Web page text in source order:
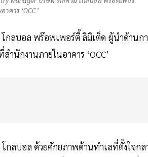
คาร ‘OCC’
กลบอล พร๊อพเพอร์ตี้ ลิมิเต็ด ผู้นำด้านก
กงานภายในอาคาร ‘OCC’
กลบอล ด้วยศักยภาพด้านทำเลที่ตั้งใจกล